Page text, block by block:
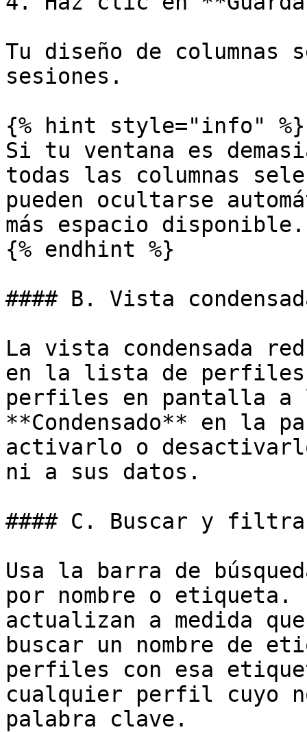
Tu diseño de
sesiones.
{% hint style="info" %}
Si tu ventana es
todas las columnas
pueden ocultarse
más espacio disponible.
{% endhint %}
#### B. Vista
La vista condensada
en la lista de perfiles
perfiles en pantalla a
**Condensado** en la
activarlo o
ni a sus datos.
#### C. Buscar y
Usa la barra de
por nombre o etiqueta.
actualizan a medida
buscar un nombre de
perfiles con esa
cualquier perfil cuyo
palabra clave.